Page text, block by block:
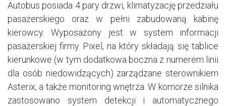
Autobus posiada 4 pary drzwi, klimatyzację przedziału
pasażerskiego oraz w pełni zabudowaną kabinę
kierowcy. Wyposażony jest w system informacji
pasażerskiej firmy Pixel, na który składają się tablice
kierunkowe (w tym dodatkowa boczna z numerem linii
dla osób niedowidzących) zarządzane sterownikiem
Asterix, a także monitoring wnętrza. W komorze silnika
zastosowano system detekcji i automatycznego